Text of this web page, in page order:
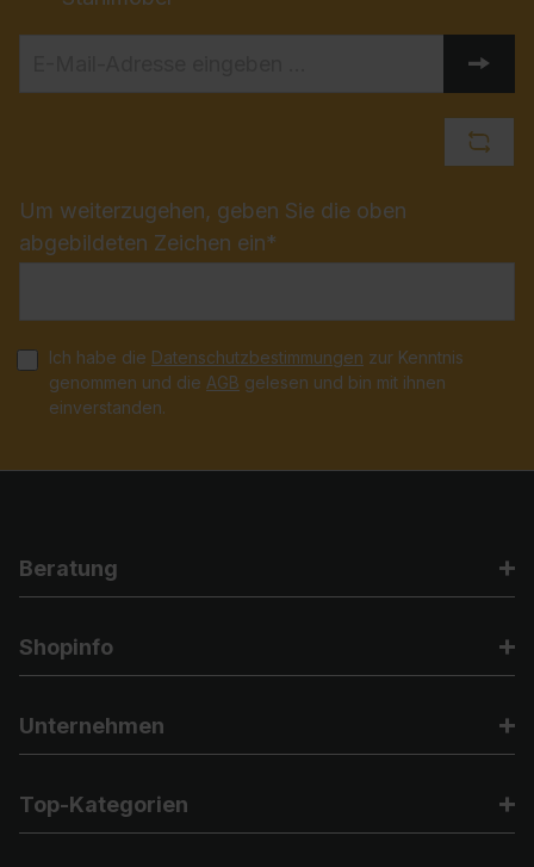
Um weiterzugehen, geben Sie die oben
abgebildeten Zeichen ein*
Ich habe die Datenschutzbestimmungen zur Kenntnis
genommen und die AGB gelesen und bin mit ihnen
einverstanden.
Beratung
Shopinfo
Unternehmen
Top-Kategorien